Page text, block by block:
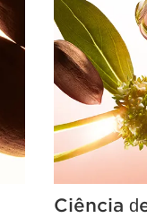
Ciência